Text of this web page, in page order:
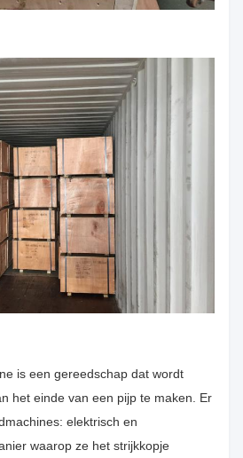
is een gereedschap dat wordt
het einde van een pijp te maken. Er
elektrisch en
waarop ze het strijkkopje